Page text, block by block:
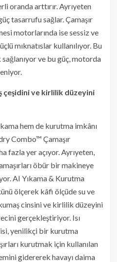
oranda arttırır. Ayrıyeten
tasarrufu sağlar. Çamaşır
motorlarında ise sessiz ve
mıknatıslar kullanılıyor. Bu
sağlanıyor ve bu güç, motorda
çeşidini ve kirlilik düzeyini
hem de kurutma imkânı
Combo™ Çamaşır
fazla yer açıyor. Ayrıyeten,
öbür bir makineye
AI Yıkama & Kurutma
ölçerek kâfi ölçüde su ve
cinsini ve kirlilik düzeyini
gerçekleştiriyor. Isı
yenilikçi bir kurutma
kurutmak için kullanılan
gidererek havayı daima